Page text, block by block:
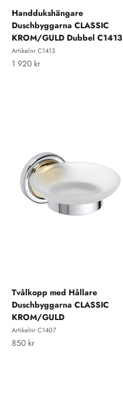
Handdukshängare
Duschbyggarna CLASSIC
KROM/GULD Dubbel C1413
Artikelnr C1413
REA-pris
1 920 kr
Tvålkopp med Hållare
Duschbyggarna CLASSIC
KROM/GULD
Artikelnr C1407
REA-pris
850 kr